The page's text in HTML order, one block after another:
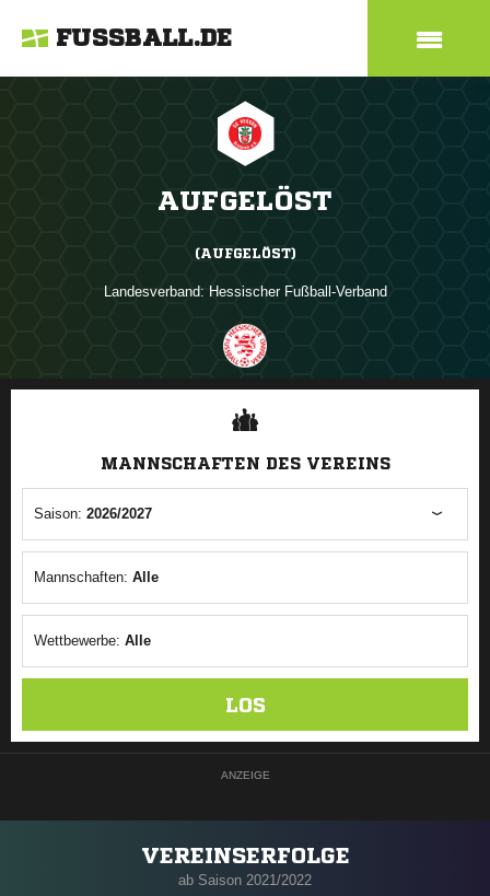
FUSSBALL.DE
AUFGELÖST
(AUFGELÖST)
Landesverband: Hessischer Fußball-Verband
ANZEIGE
MANNSCHAFTEN DES VEREINS
Saison: 2026/2027
Mannschaften: Alle
Wettbewerbe: Alle
LOS
ANZEIGE
VEREINSERFOLGE
ab Saison 2021/2022